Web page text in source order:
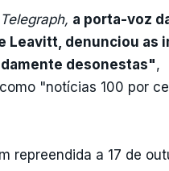
a porta-voz
Leavitt, denunciou as
desonestas",
"notícias 100 por
repreendida a 17 de